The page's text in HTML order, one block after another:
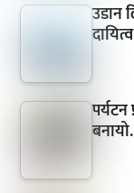
उडान
दायित्व